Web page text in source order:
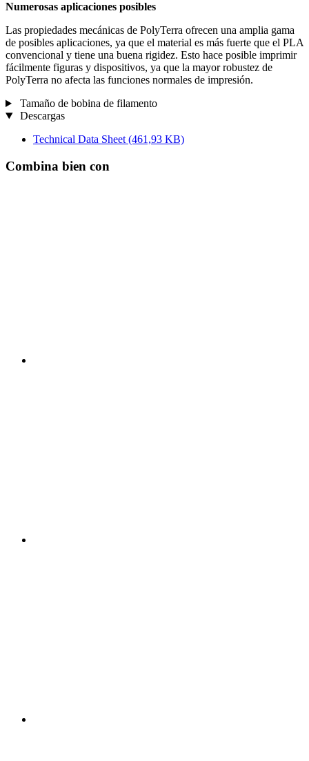
Numerosas aplicaciones posibles
Las propiedades mecánicas de PolyTerra ofrecen una amplia gama
de posibles aplicaciones, ya que el material es más fuerte que el PLA
convencional y tiene una buena rigidez. Esto hace posible imprimir
fácilmente figuras y dispositivos, ya que la mayor robustez de
PolyTerra no afecta las funciones normales de impresión.
Tamaño de bobina de filamento
Descargas
Technical Data Sheet (461,93 KB)
Combina bien con